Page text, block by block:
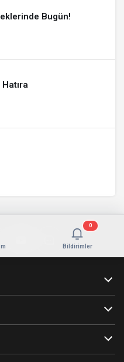
Bugün!
Bildirimler
0